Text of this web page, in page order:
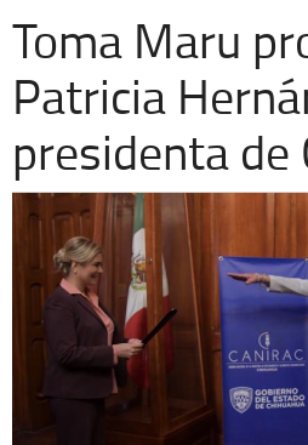
Cronos
Economía
Espectáculos
Deportes
Toma Maru
Patricia
presidenta de